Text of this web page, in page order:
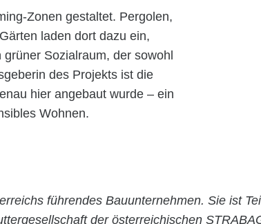
Zonen gestaltet. Pergolen,
laden dort dazu ein,
Sozialraum, der sowohl
des Projekts ist die
hier angebaut wurde – ein
Wohnen.
führendes Bauunternehmen. Sie ist
der österreichischen